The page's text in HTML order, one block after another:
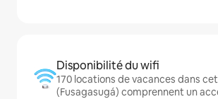
Disponibilité du wifi
170 locations de vacances dans
(Fusagasugá) comprennent un